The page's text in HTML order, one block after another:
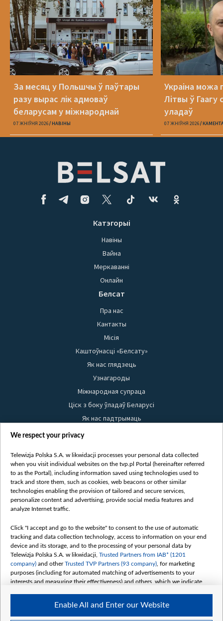
За месяц у Польшчы ў паўтары
разу вырас лік адмоваў
беларусам у міжнароднай
абароне
07 ЖНІЎНЯ 2026 НАВІНЫ
Украіна можа
Літвы ў Гаагу
уладаў
07 ЖНІЎНЯ 2026
Катэгорыі
Навіны
Вайна
Меркаванні
Онлайн
Белсат
Пра нас
Кантакты
Місія
Каштоўнасці «Белсату»
Як нас глядзець
Узнагароды
Міжнародная супраца
Ціск з боку ўладаў Беларусі
Як нас падтрымаць
Правілы выкарыстання матэрыялаў
Бяспека
Youtube
Белсат news
Белсат Shorts
Жэстачайшы мульт
Belsat English
Biełsat PL
Белсат Now
Белсат History
Белсат Music
Белсат Doc
We respect your privacy
Telewizja Polska S.A. w likwidacji processes your personal data collected
when you visit individual websites on the tvp.pl Portal (hereinafter referred
to as the Portal), including information saved using technologies used to
track and store them, such as cookies, web beacons or other similar
technologies enabling the provision of tailored and secure services,
personalize content and advertising, provide social media features and
analyze Internet traffic.
Click "I accept and go to the website" to consent to the use of automatic
tracking and data collection technology, access to information on your end
device and its storage, and to the processing of your personal data by
Telewizja Polska S.A. w likwidacji, Trusted Partners from IAB* (1201
company) and otherTrusted TVP Partners (93 company) , for marketing
purposes (including for automated matching of advertisements to your
interests and measuring their effectiveness) and others, which we indicate
The purposes of processing your data by TVP S.A. w likwidacji are as
follows:
Enable All and Enter our Website